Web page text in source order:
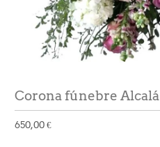
Corona fúnebre Alcalá
650,00 €